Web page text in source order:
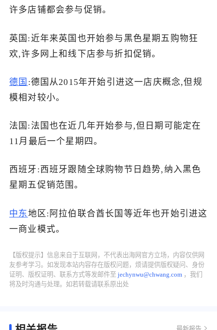
许多店铺都会参与促销。
英国:近年来英国也开始参与黑色星期五购物狂
欢,许多网上和线下店参与折扣促销。
德国 :德国从2015年开始引进这一店庆概念,但规
模相对较小。
法国:法国也在近几年开始参与,但日期可能定在
11月最后一个星期四。
西班牙:西班牙跟随全球购物节日趋势,纳入黑色
星期五促销范围。
中东地区:阿拉伯联合酋长国等近年也开始引进这
一商业模式。
【版权提示】信息来自于互联网，不代表出海网官方立场，内容仅供网
友参考学习。如发现本站内容存在版权问题，烦请提供版权疑问、身份
证明、版权证明、联系方式等发邮件至jechynwu@chwang.com ，我们
将及时沟通与处理。如若转载请联系原出处